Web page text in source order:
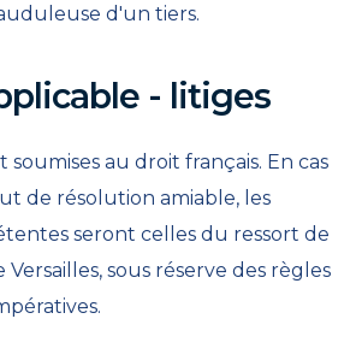
d'un tiers.
- litiges
soumises au droit français. En cas
de résolution amiable, les
seront celles du ressort de
Versailles, sous réserve des règles